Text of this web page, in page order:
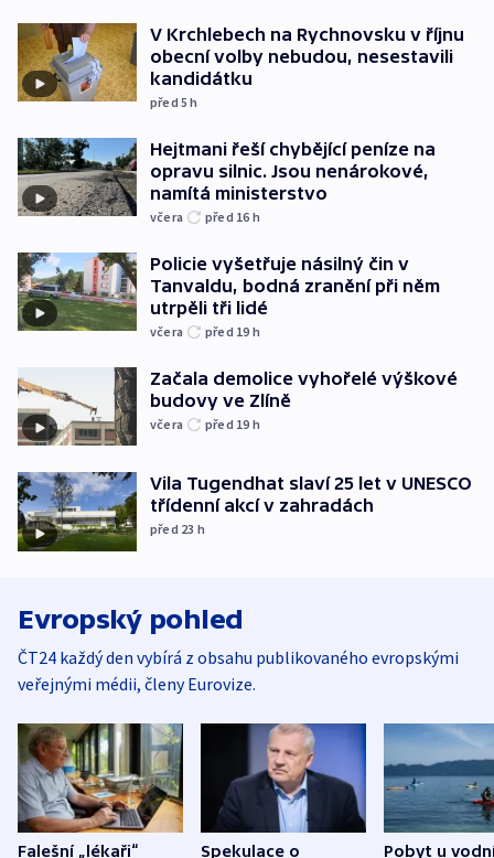
V Krchlebech na Rychnovsku v říjnu
obecní volby nebudou, nesestavili
kandidátku
před 5h
Hejtmani řeší chybějící peníze na
opravu silnic. Jsou nenárokové,
namítá ministerstvo
včera před 16 h
Policie vyšetřuje násilný čin v
Tanvaldu, bodná zranění při něm
utrpěli tři lidé
včera před 19 h
Začala demolice vyhořelé výškové
budovy ve Zlíně
včera před 19 h
Vila Tugendhat slaví 25 let v UNESCO
třídenní akcí v zahradách
před 23 h
Evropský pohled
ČT24 každý den vybírá z obsahu publikovaného evropskými
veřejnými médii, členy Eurovize.
Falešní „lékaři“
Spekulace o
Pobyt u